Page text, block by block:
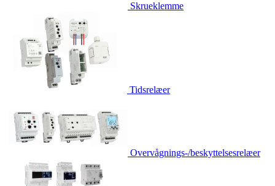
Skrueklemme
Tidsrelæer
Overvågnings-/beskyttelsesrelæer